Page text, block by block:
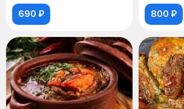
690 ₽ 800 ₽